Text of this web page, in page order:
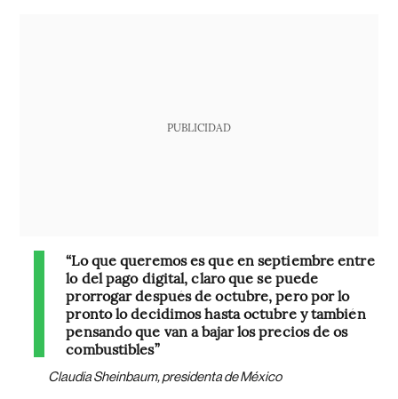
PUBLICIDAD
“Lo que queremos es que en septiembre entre
lo del pago digital, claro que se puede
prorrogar después de octubre, pero por lo
pronto lo decidimos hasta octubre y también
pensando que van a bajar los precios de os
combustibles”
Claudia Sheinbaum, presidenta de México